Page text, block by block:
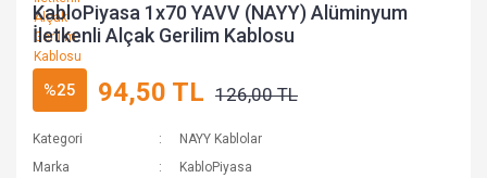
KabloPiyasa 1x70 YAVV (NAYY) Alüminyum
İletkenli Alçak Gerilim Kablosu
%25 94,50 TL 126,00 TL
Kategori
NAYY Kablolar
Marka
KabloPiyasa